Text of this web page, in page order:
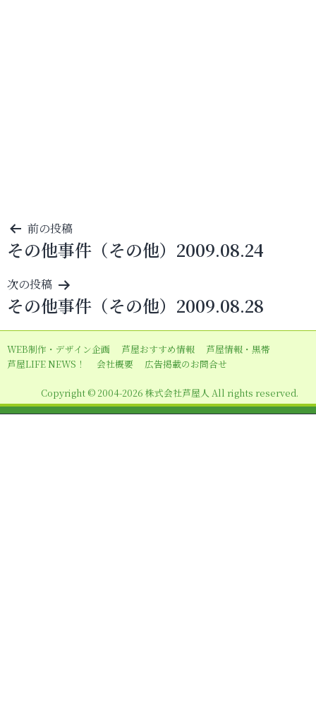
投
稿
ナ
ビ
ゲ
ー
シ
ン
前の投稿
その他事件（その他）2009.08.24
次の投稿
その他事件（その他）2009.08.28
WEB制作・デザイン企画 芦屋おすすめ情報
芦屋情報・黒帯
芦屋LIFE NEWS！
会社概要 広告掲載のお問合せ
Copyright © 2004-2026 株式会社芦屋人 All rights reserved.